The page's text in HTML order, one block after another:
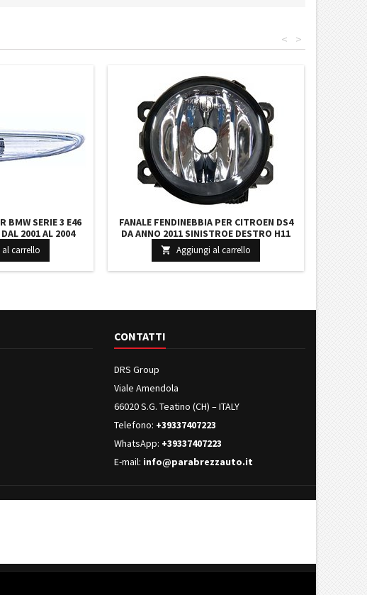
>
<
BMW SERIE 3 E46
2001 AL 2004
LUCE BIANCA
carrello
FANALE FENDINEBBIA PER CITROEN DS4
DA ANNO 2011 SINISTROE DESTRO H11
EQUIVALENTE FARI VALEO 6208Q3 3647902
 Aggiungi al carrello
CONTATTI
DRS Group
Viale Amendola
66020 S.G. Teatino (CH) – ITALY
Telefono: +39337407223
WhatsApp: +39337407223
E-mail: info@parabrezzauto.it